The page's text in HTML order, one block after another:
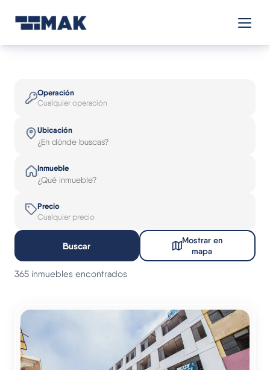
Operación
Cualquier operación
Ubicación
Inmueble
Precio
Cualquier precio
Buscar
Mostrar en
mapa
365 inmuebles encontrados